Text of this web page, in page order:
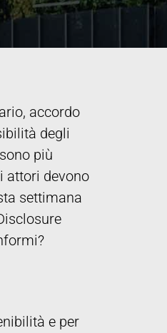
accordo
degli
più
attori devono
settimana
e per